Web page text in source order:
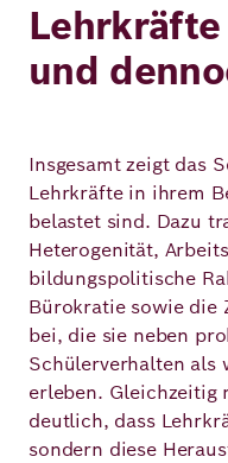
und
Insgesamt zeigt das
Lehrkräfte in ihrem
belastet sind. Dazu
Heterogenität,
bildungspolitische
Bürokratie sowie die
bei, die sie neben
Schülerverhalten als
erleben. Gleichzeitig
deutlich, dass
sondern diese